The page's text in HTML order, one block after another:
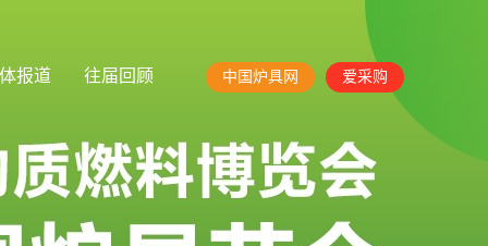
报道 往届回顾 中国炉具网 爱采购